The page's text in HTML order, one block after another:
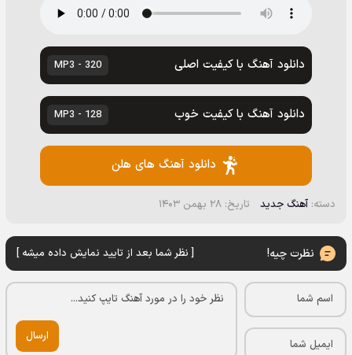
دانلود آهنگ با کیفیت اصلی 320 - MP3
دانلود آهنگ با کیفیت خوب 128 - MP3
دانلود آهنگ های هلن
دسته: آهنگ جدید تاریخ: ۲۸ بهمن ۱۴۰۳
نظرت چیه! [ نظر شما بعد از تایید نمایش داده میشه ]
ارسال